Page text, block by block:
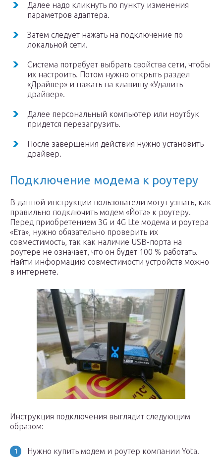
Далее надо кликнуть по пункту изменения
параметров адаптера.
Затем следует нажать на подключение по
локальной сети.
Система потребует выбрать свойства сети, чтобы
их настроить. Потом нужно открыть раздел
«Драйвер» и нажать на клавишу «Удалить
драйвер».
Далее персональный компьютер или ноутбук
придется перезагрузить.
После завершения действия нужно установить
драйвер.
Подключение модема к роутеру
В данной инструкции пользователи могут узнать, как
правильно подключить модем «Йота» к роутеру.
Перед приобретением 3G и 4G Lte модема и роутера
«Ета», нужно обязательно проверить их
совместимость, так как наличие USB-порта на
роутере не означает, что он будет 100 % работать.
Найти информацию совместимости устройств можно
в интернете.
Инструкция подключения выглядит следующим
образом:
Нужно купить модем и роутер компании Yota.